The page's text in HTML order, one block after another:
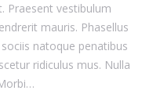
Praesent vestibulum
mauris. Phasellus
natoque penatibus
ridiculus mus. Nulla